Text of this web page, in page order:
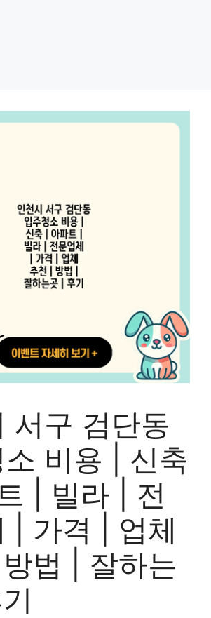
서구 검단동
비용 | 신축
| 빌라 | 전
| 가격 | 업체
법 | 잘하는